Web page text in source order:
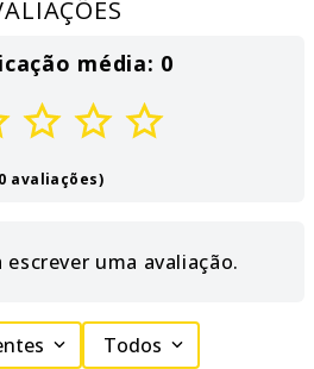
média: 0
avaliações)
escrever uma avaliação.
Todos